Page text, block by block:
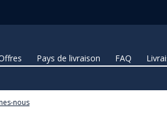
Pays de livraison FAQ
nous